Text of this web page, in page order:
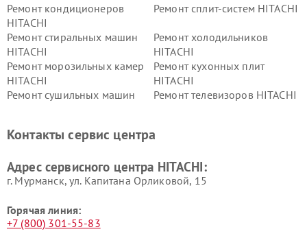
Ремонт кондиционеров
HITACHI
Ремонт сплит-систем HITACHI
Ремонт стиральных машин
HITACHI
Ремонт холодильников
HITACHI
Ремонт морозильных камер
HITACHI
Ремонт кухонных плит
HITACHI
Ремонт сушильных машин
Ремонт телевизоров HITACHI
данных HITACHI
HITACHI
HITACHI
HITACHI
Контакты сервис центра
Адрес сервисного центра HITACHI:
г. Мурманск, ул. Капитана Орликовой, 15
Горячая линия:
+7 (800) 301-55-83